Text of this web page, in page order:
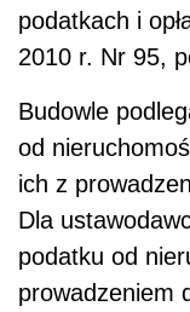
podatkach i
2010 r. Nr 95,
Budowle
od
ich z
Dla
podatku od
prowadzeniem